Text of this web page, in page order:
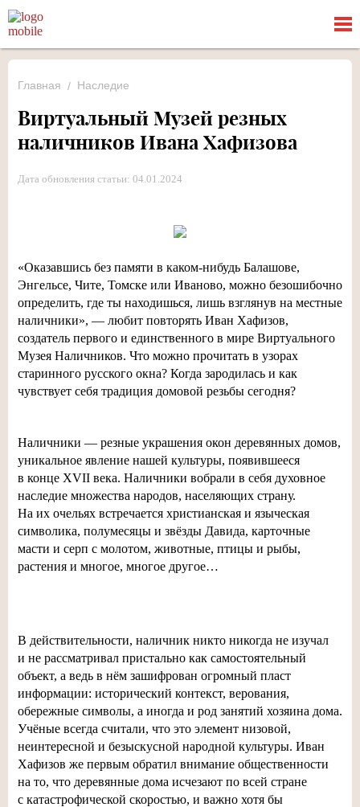
Главная Наследие
Виртуальный Музей резных
наличников Ивана Хафизова
Дата обновления статьи: 04.01.2024
«Оказавшись без памяти в каком-нибудь Балашове,
Энгельсе, Чите, Томске или Иваново, можно безошибочно
определить, где ты находишься, лишь взглянув на местные
наличники», — любит повторять Иван Хафизов,
создатель первого и единственного в мире Виртуального
Музея Наличников. Что можно прочитать в узорах
старинного русского окна? Когда зародилась и как
чувствует себя традиция домовой резьбы сегодня?
Наличники — резные украшения окон деревянных домов,
уникальное явление нашей культуры, появившееся
в конце XVII века. Наличники вобрали в себя духовное
наследие множества народов, населяющих страну.
На их очельях встречается христианская и языческая
символика, полумесяцы и звёзды Давида, карточные
масти и серп с молотом, животные, птицы и рыбы,
растения и многое, многое другое…
В действительности, наличник никто никогда не изучал
и не рассматривал пристально как самостоятельный
объект, а ведь в нём зашифрован огромный пласт
информации: исторический контекст, верования,
обережные символы, а иногда и род занятий хозяина дома.
Учёные всегда считали, что это элемент низовой,
неинтересной и безыскусной народной культуры. Иван
Хафизов же первым обратил внимание общественности
на то, что деревянные дома исчезают по всей стране
с катастрофической скоростью, и важно хотя бы